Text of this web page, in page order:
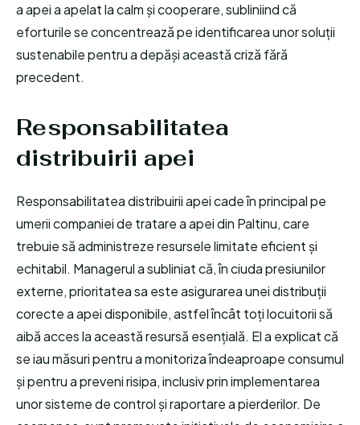
a apei a apelat la calm și cooperare, subliniind că
eforturile se concentrează pe identificarea unor soluții
sustenabile pentru a depăși această criză fără
precedent.
Responsabilitatea
distribuirii apei
Responsabilitatea distribuirii apei cade în principal pe
umerii companiei de tratare a apei din Paltinu, care
trebuie să administreze resursele limitate eficient și
echitabil. Managerul a subliniat că, în ciuda presiunilor
externe, prioritatea sa este asigurarea unei distribuții
corecte a apei disponibile, astfel încât toți locuitorii să
aibă acces la această resursă esențială. El a explicat că
se iau măsuri pentru a monitoriza îndeaproape consumul
și pentru a preveni risipa, inclusiv prin implementarea
unor sisteme de control și raportare a pierderilor. De